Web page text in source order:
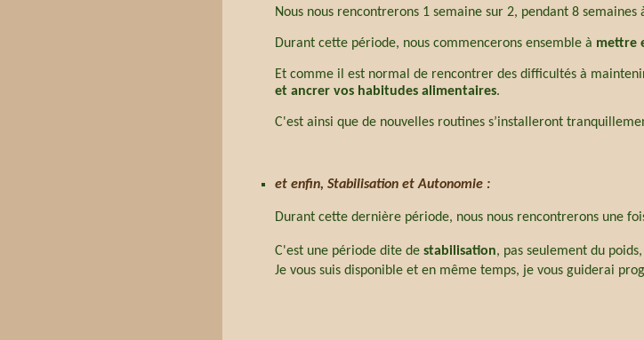
Nous nous rencontrerons 1 semaine sur 2, pendant 8 semaines
Durant cette période, nous commencerons ensemble à mettre
Et comme il est normal de rencontrer des difficultés à
et ancrer vos habitudes alimentaires.
C'est ainsi que de nouvelles routines s’installeront
et enfin, Stabilisation et Autonomie :
Durant cette dernière période, nous nous rencontrerons une
C'est une période dite de stabilisation, pas seulement du
Je vous suis disponible et en même temps, je vous guiderai